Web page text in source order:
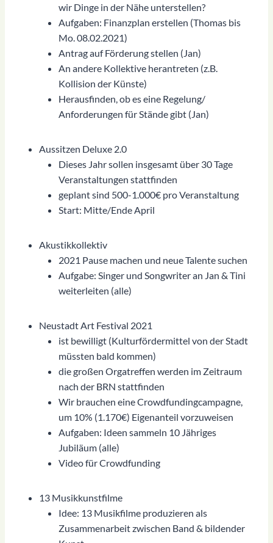
wir Dinge in der Nähe unterstellen?
Aufgaben: Finanzplan erstellen (Thomas bis
Mo. 08.02.2021)
Antrag auf Förderung stellen (Jan)
An andere Kollektive herantreten (z.B.
Kollision der Künste)
Herausfinden, ob es eine Regelung/
Anforderungen für Stände gibt (Jan)
Aussitzen Deluxe 2.0
Dieses Jahr sollen insgesamt über 30 Tage
Veranstaltungen stattfinden
geplant sind 500-1.000€ pro Veranstaltung
Start: Mitte/Ende April
Akustikkollektiv
2021 Pause machen und neue Talente suchen
Aufgabe: Singer und Songwriter an Jan & Tini
weiterleiten (alle)
Neustadt Art Festival 2021
ist bewilligt (Kulturfördermittel von der Stadt
müssten bald kommen)
die großen Orgatreffen werden im Zeitraum
nach der BRN stattfinden
Wir brauchen eine Crowdfundingcampagne,
um 10% (1.170€) Eigenanteil vorzuweisen
Aufgaben: Ideen sammeln 10 Jähriges
Jubiläum (alle)
Video für Crowdfunding
13 Musikkunstfilme
Idee: 13 Musikfilme produzieren als
Zusammenarbeit zwischen Band & bildender